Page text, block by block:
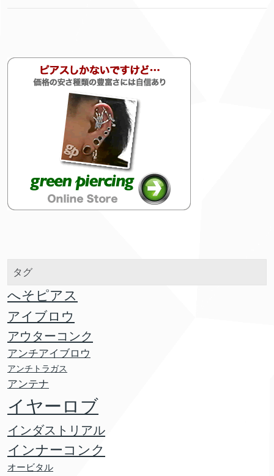
タグ
へそピアス
アイブロウ
アウターコンク
アンチアイブロウ
アンチトラガス
アンテナ
イヤーロブ
インダストリアル
インナーコンク
オービタル